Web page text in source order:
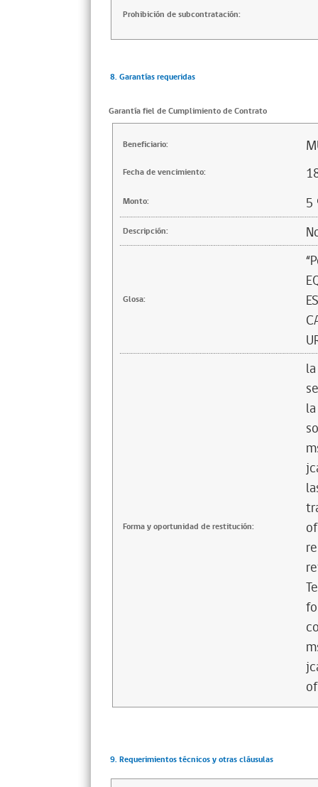
Prohibición de subcontratación:
8. Garantías requeridas
Garantía fiel de Cumplimiento de Contrato
Beneficiario:
Fecha de vencimiento:
Monto: 5
Descripción:
Glosa:
Forma y oportunidad de restitución:
9. Requerimientos técnicos y otras cláusulas